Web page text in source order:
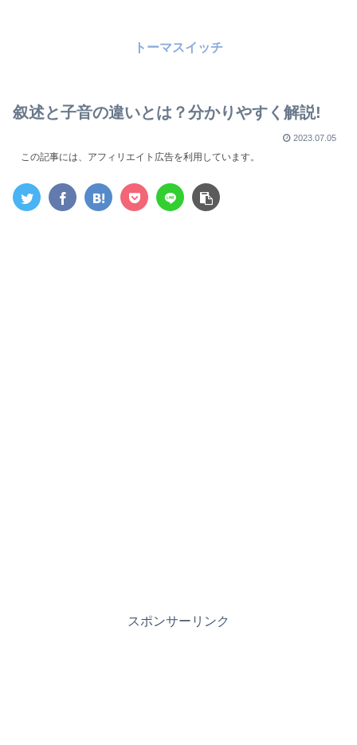
トーマスイッチ
叙述と子音の違いとは？分かりやすく解説!
2023.07.05
この記事には、アフィリエイト広告を利用しています。
スポンサーリンク